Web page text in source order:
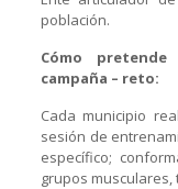
población.
Cómo
campaña – reto:
Cada municipio
sesión de
específico;
grupos